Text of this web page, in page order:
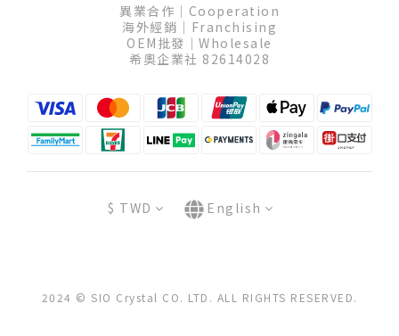
異業合作│Cooperation
海外經銷│Franchising
OEM批發│Wholesale
希奧企業社 82614028
$ TWD English
2024 © SIO Crystal CO. LTD. ALL RIGHTS RESERVED.